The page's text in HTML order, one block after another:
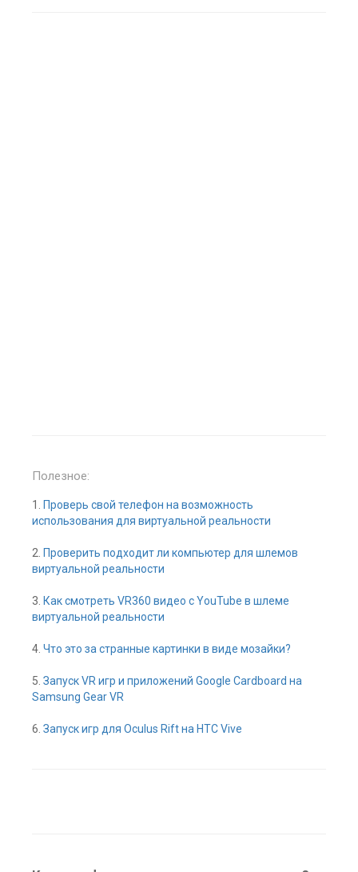
Полезное:
1.
Проверь свой телефон на возможность
использования для виртуальной реальности
2. Проверить подходит ли компьютер для шлемов
виртуальной реальности
3. Как смотреть VR360 видео с YouTube в шлеме
виртуальной реальности
4. Что это за странные картинки в виде мозайки?
5. Запуск VR игр и приложений Google Cardboard на
Samsung Gear VR
6. Запуск игр для Oculus Rift на HTC Vive